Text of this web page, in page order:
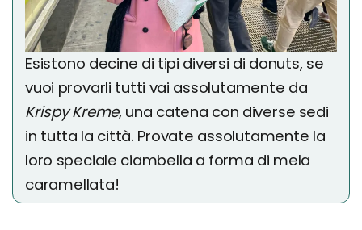
Esistono decine di tipi diversi di donuts, se
vuoi provarli tutti vai assolutamente da
Krispy Kreme, una catena con diverse sedi
in tutta la città. Provate assolutamente la
loro speciale ciambella a forma di mela
caramellata!